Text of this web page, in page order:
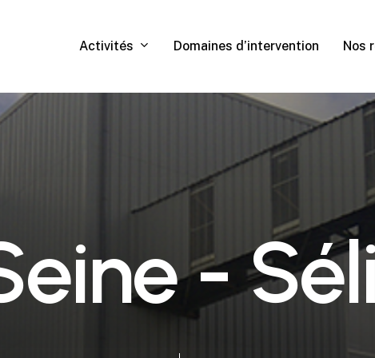
Activités Domaines d’intervention Nos
eine-Sél